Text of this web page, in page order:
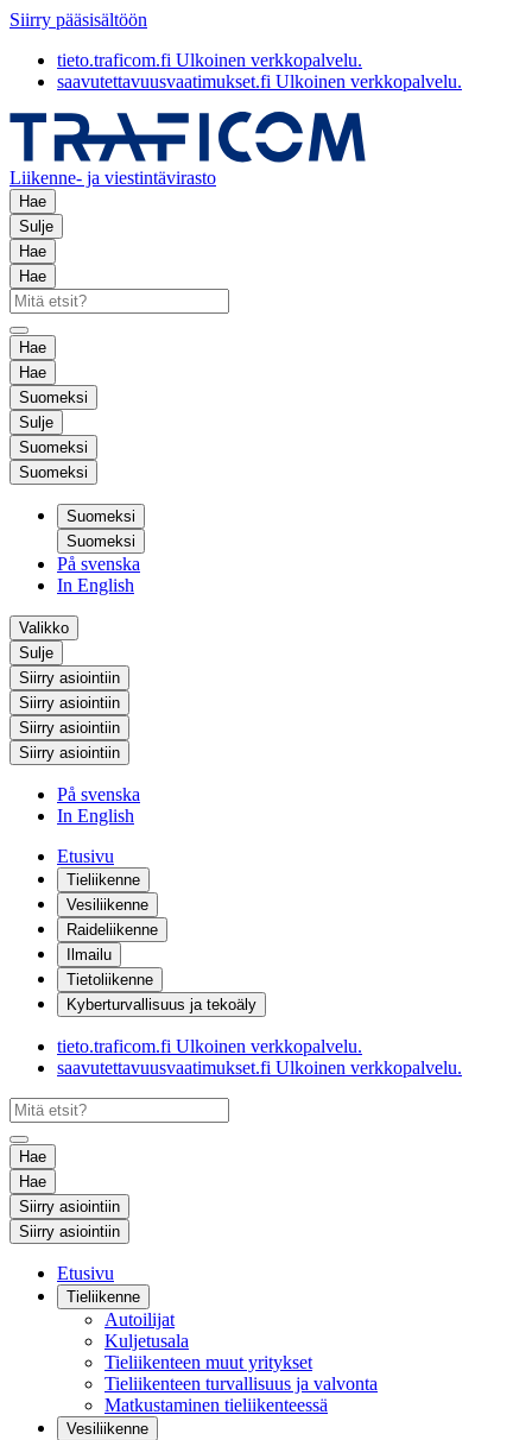
Siirry pääsisältöön
tieto.traficom.fi Ulkoinen verkkopalvelu.
saavutettavuusvaatimukset.fi Ulkoinen verkkopalvelu.
Liikenne- ja viestintävirasto
Hae
Sulje
Hae
Hae
Hae
Hae
Suomeksi
Sulje
Suomeksi
Suomeksi
Suomeksi
Suomeksi
På svenska
In English
Valikko
Sulje
Siirry asiointiin
Siirry asiointiin
Siirry asiointiin
Siirry asiointiin
På svenska
In English
Etusivu
Tieliikenne
Vesiliikenne
Raideliikenne
Ilmailu
Tietoliikenne
Kyberturvallisuus ja tekoäly
tieto.traficom.fi Ulkoinen verkkopalvelu.
saavutettavuusvaatimukset.fi Ulkoinen verkkopalvelu.
Hae
Hae
Siirry asiointiin
Siirry asiointiin
Etusivu
Tieliikenne
Autoilijat
Kuljetusala
Tieliikenteen muut yritykset
Tieliikenteen turvallisuus ja valvonta
Matkustaminen tieliikenteessä
Vesiliikenne